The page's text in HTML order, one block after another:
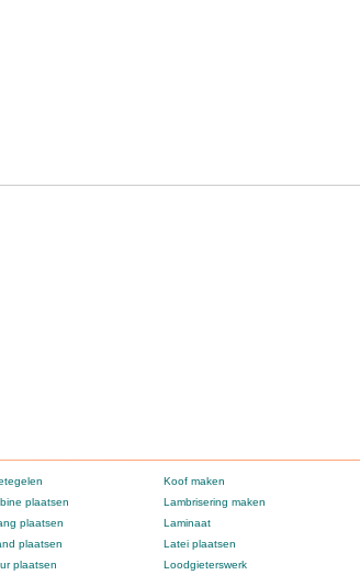
plaatsen
plaatsen
plaatsen
plaatsen
Koof maken
Lambrisering maken
Laminaat
Latei plaatsen
Loodgieterswerk